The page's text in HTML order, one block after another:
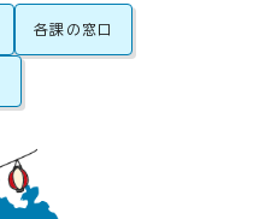
各課の窓口